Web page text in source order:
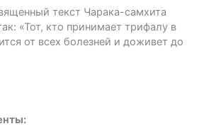
текст Чарака-самхита
«Тот, кто принимает трифалу в
от всех болезней и доживет до